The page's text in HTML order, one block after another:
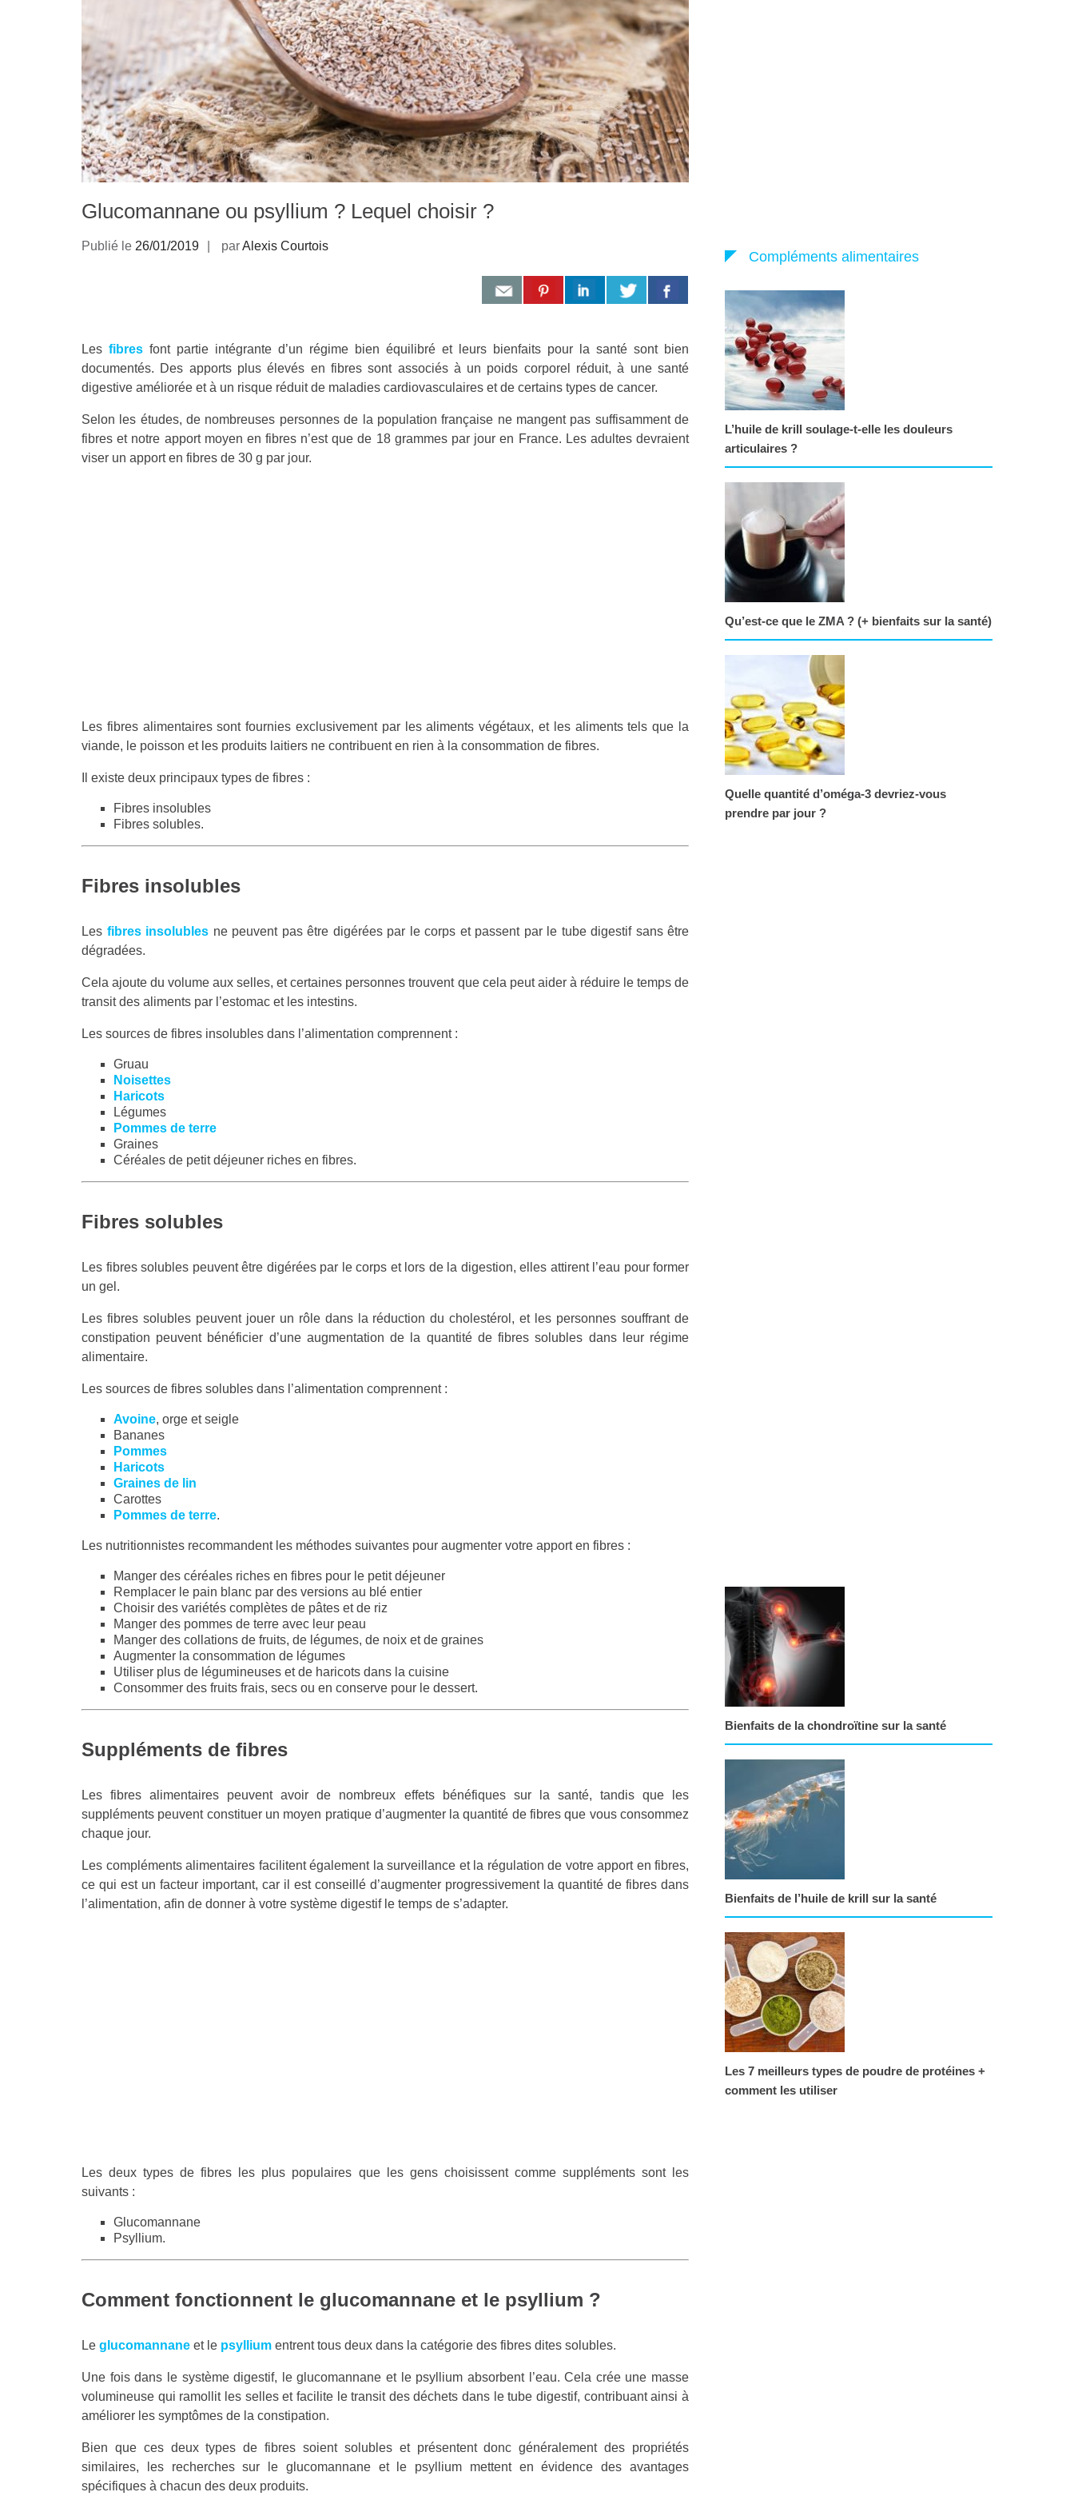
Glucomannane ou psyllium ? Lequel choisir ?
Publié le 26/01/2019 parAlexis Courtois
Les fibres font partie intégrante d’un régime bien équilibré et leurs bienfaits pour la santé sont bien
documentés. Des apports plus élevés en fibres sont associés à un poids corporel réduit, à une santé
digestive améliorée et à un risque réduit de maladies cardiovasculaires et de certains types de cancer.
Selon les études, de nombreuses personnes de la population française ne mangent pas suffisamment de
fibres et notre apport moyen en fibres n’est que de 18 grammes par jour en France. Les adultes devraient
viser un apport en fibres de 30 g par jour.
Les fibres alimentaires sont fournies exclusivement par les aliments végétaux, et les aliments tels que la
viande, le poisson et les produits laitiers ne contribuent en rien à la consommation de fibres.
Il existe deux principaux types de fibres :
Fibres insolubles
Fibres solubles.
Fibres insolubles
Les fibres insolubles ne peuvent pas être digérées par le corps et passent par le tube digestif sans être
dégradées.
Cela ajoute du volume aux selles, et certaines personnes trouvent que cela peut aider à réduire le temps de
transit des aliments par l’estomac et les intestins.
Les sources de fibres insolubles dans l’alimentation comprennent :
Gruau
Noisettes
Haricots
Légumes
Pommes de terre
Graines
Céréales de petit déjeuner riches en fibres.
Fibres solubles
Les fibres solubles peuvent être digérées par le corps et lors de la digestion, elles attirent l’eau pour former
un gel.
Les fibres solubles peuvent jouer un rôle dans la réduction du cholestérol, et les personnes souffrant de
constipation peuvent bénéficier d’une augmentation de la quantité de fibres solubles dans leur régime
alimentaire.
Les sources de fibres solubles dans l’alimentation comprennent :
Avoine, orge et seigle
Bananes
Pommes
Haricots
Graines de lin
Carottes
Pommes de terre.
Les nutritionnistes recommandent les méthodes suivantes pour augmenter votre apport en fibres :
Manger des céréales riches en fibres pour le petit déjeuner
Remplacer le pain blanc par des versions au blé entier
Choisir des variétés complètes de pâtes et de riz
Manger des pommes de terre avec leur peau
Manger des collations de fruits, de légumes, de noix et de graines
Augmenter la consommation de légumes
Utiliser plus de légumineuses et de haricots dans la cuisine
Consommer des fruits frais, secs ou en conserve pour le dessert.
Suppléments de fibres
Les fibres alimentaires peuvent avoir de nombreux effets bénéfiques sur la santé, tandis que les
suppléments peuvent constituer un moyen pratique d’augmenter la quantité de fibres que vous consommez
chaque jour.
Les compléments alimentaires facilitent également la surveillance et la régulation de votre apport en fibres,
ce qui est un facteur important, car il est conseillé d’augmenter progressivement la quantité de fibres dans
l’alimentation, afin de donner à votre système digestif le temps de s’adapter.
Les deux types de fibres les plus populaires que les gens choisissent comme suppléments sont les
suivants :
Glucomannane
Psyllium.
Comment fonctionnent le glucomannane et le psyllium ?
Le glucomannane et le psyllium entrent tous deux dans la catégorie des fibres dites solubles.
Une fois dans le système digestif, le glucomannane et le psyllium absorbent l’eau. Cela crée une masse
volumineuse qui ramollit les selles et facilite le transit des déchets dans le tube digestif, contribuant ainsi à
améliorer les symptômes de la constipation.
Bien que ces deux types de fibres soient solubles et présentent donc généralement des propriétés
similaires, les recherches sur le glucomannane et le psyllium mettent en évidence des avantages
spécifiques à chacun des deux produits.
Compléments alimentaires
L’huile de krill soulage-t-elle les douleurs
articulaires ?
Qu’est-ce que le ZMA ? (+ bienfaits sur la santé)
Quelle quantité d’oméga-3 devriez-vous
prendre par jour ?
Bienfaits de la chondroïtine sur la santé
Bienfaits de l’huile de krill sur la santé
Les 7 meilleurs types de poudre de protéines +
comment les utiliser